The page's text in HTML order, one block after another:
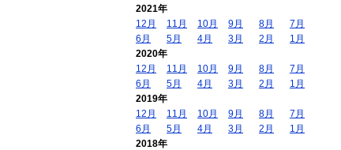
2021年
12月
11月 10月 9月 8月
7月
6月
5月 4月 3月 2月
1月
2020年
12月
11月 10月 9月 8月
7月
6月
5月 4月 3月 2月
1月
2019年
12月
11月 10月 9月 8月
7月
6月
5月 4月 3月 2月
1月
2018年